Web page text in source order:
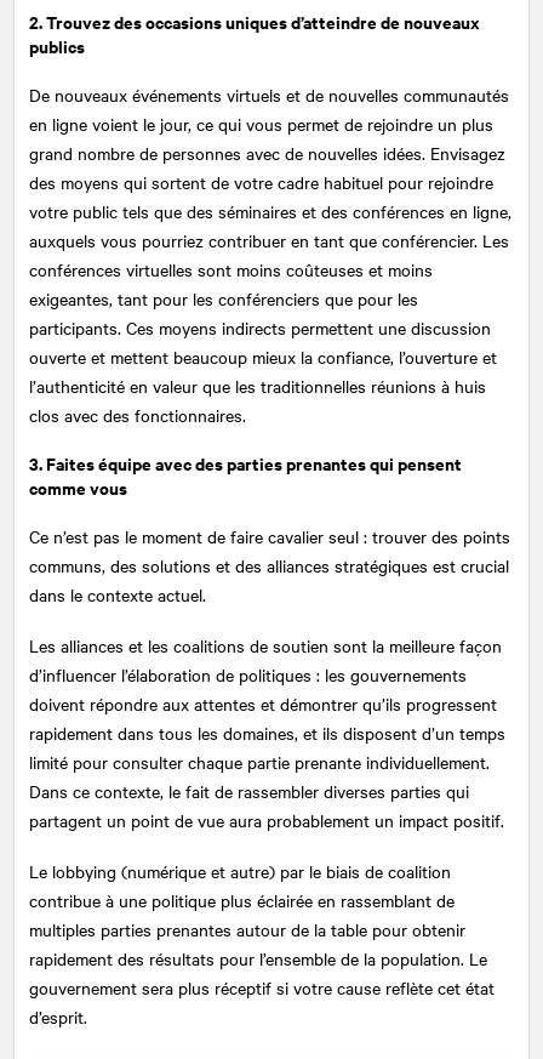
2. Trouvez des occasions uniques d’atteindre de nouveaux
publics
De nouveaux événements virtuels et de nouvelles communautés
en ligne voient le jour, ce qui vous permet de rejoindre un plus
grand nombre de personnes avec de nouvelles idées. Envisagez
des moyens qui sortent de votre cadre habituel pour rejoindre
votre public tels que des séminaires et des conférences en ligne,
auxquels vous pourriez contribuer en tant que conférencier. Les
conférences virtuelles sont moins coûteuses et moins
exigeantes, tant pour les conférenciers que pour les
participants. Ces moyens indirects permettent une discussion
ouverte et mettent beaucoup mieux la confiance, l’ouverture et
l’authenticité en valeur que les traditionnelles réunions à huis
clos avec des fonctionnaires.
3. Faites équipe avec des parties prenantes qui pensent
comme vous
Ce n’est pas le moment de faire cavalier seul : trouver des points
communs, des solutions et des alliances stratégiques est crucial
dans le contexte actuel.
Les alliances et les coalitions de soutien sont la meilleure façon
d’influencer l’élaboration de politiques : les gouvernements
doivent répondre aux attentes et démontrer qu’ils progressent
rapidement dans tous les domaines, et ils disposent d’un temps
limité pour consulter chaque partie prenante individuellement.
Dans ce contexte, le fait de rassembler diverses parties qui
partagent un point de vue aura probablement un impact positif.
Le lobbying (numérique et autre) par le biais de coalition
contribue à une politique plus éclairée en rassemblant de
multiples parties prenantes autour de la table pour obtenir
rapidement des résultats pour l’ensemble de la population. Le
gouvernement sera plus réceptif si votre cause reflète cet état
d’esprit.